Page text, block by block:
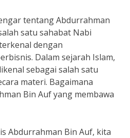
tentang Abdurrahman
satu sahabat Nabi
dengan
Dalam sejarah Islam,
sebagai salah satu
materi. Bagaimana
Bin Auf yang membawa
Abdurrahman Bin Auf, kita